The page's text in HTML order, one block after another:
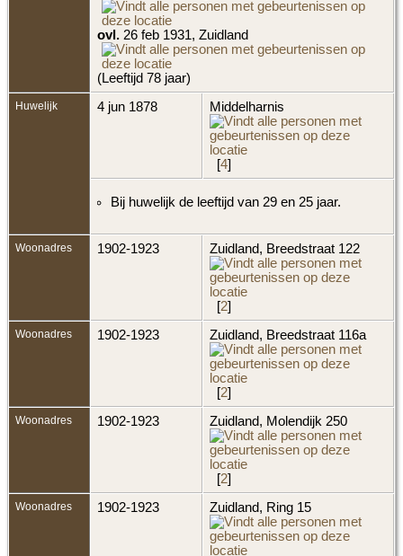
ovl. 26 feb 1931, Zuidland
(Leeftijd 78 jaar)
Huwelijk 4 jun 1878 Middelharnis
[4]
Bij huwelijk de leeftijd van 29 en 25 jaar.
Woonadres 1902-1923 Zuidland, Breedstraat 122
[2]
Woonadres 1902-1923 Zuidland, Breedstraat 116a
[2]
Woonadres 1902-1923 Zuidland, Molendijk 250
[2]
Woonadres 1902-1923 Zuidland, Ring 15